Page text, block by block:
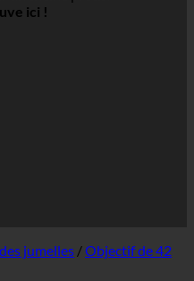
ici !
jumelles /Objectif de 42